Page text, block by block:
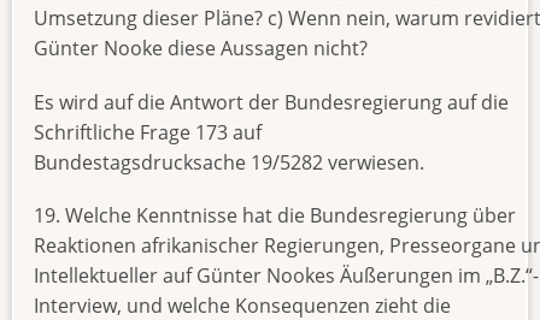
Umsetzung dieser Pläne? c) Wenn nein, warum revidiert
Günter Nooke diese Aussagen nicht?
Es wird auf die Antwort der Bundesregierung auf die
Schriftliche Frage 173 auf
Bundestagsdrucksache 19/5282 verwiesen.
19. Welche Kenntnisse hat die Bundesregierung über
Reaktionen afrikanischer Regierungen, Presseorgane
Intellektueller auf Günter Nookes Äußerungen im „B.Z.“-
Interview, und welche Konsequenzen zieht die